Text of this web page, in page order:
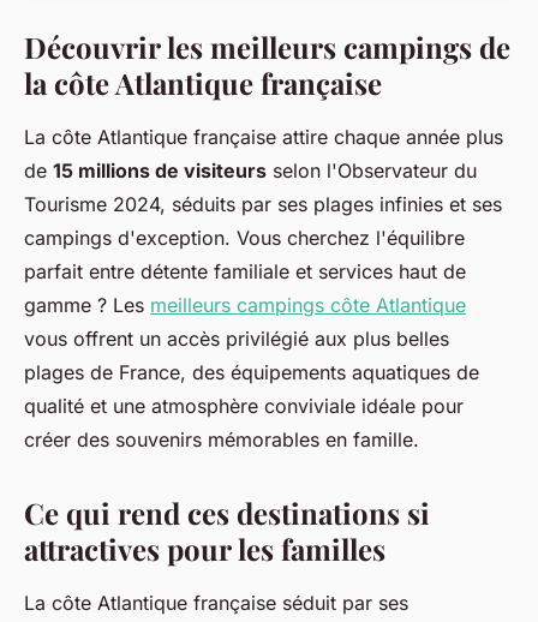
Découvrir les meilleurs campings de
la côte Atlantique française
La côte Atlantique française attire chaque année plus
de 15 millions de visiteurs selon l'Observateur du
Tourisme 2024, séduits par ses plages infinies et ses
campings d'exception. Vous cherchez l'équilibre
parfait entre détente familiale et services haut de
gamme ? Les meilleurs campings côte Atlantique
vous offrent un accès privilégié aux plus belles
plages de France, des équipements aquatiques de
qualité et une atmosphère conviviale idéale pour
créer des souvenirs mémorables en famille.
Ce qui rend ces destinations si
attractives pour les familles
La côte Atlantique française séduit par ses